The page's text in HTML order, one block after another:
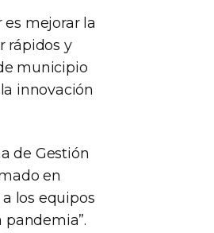
mejorar la
rápidos y
municipio
innovación
de Gestión
en
los equipos